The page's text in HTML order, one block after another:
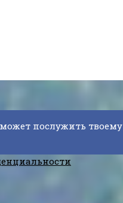
послужить твоему